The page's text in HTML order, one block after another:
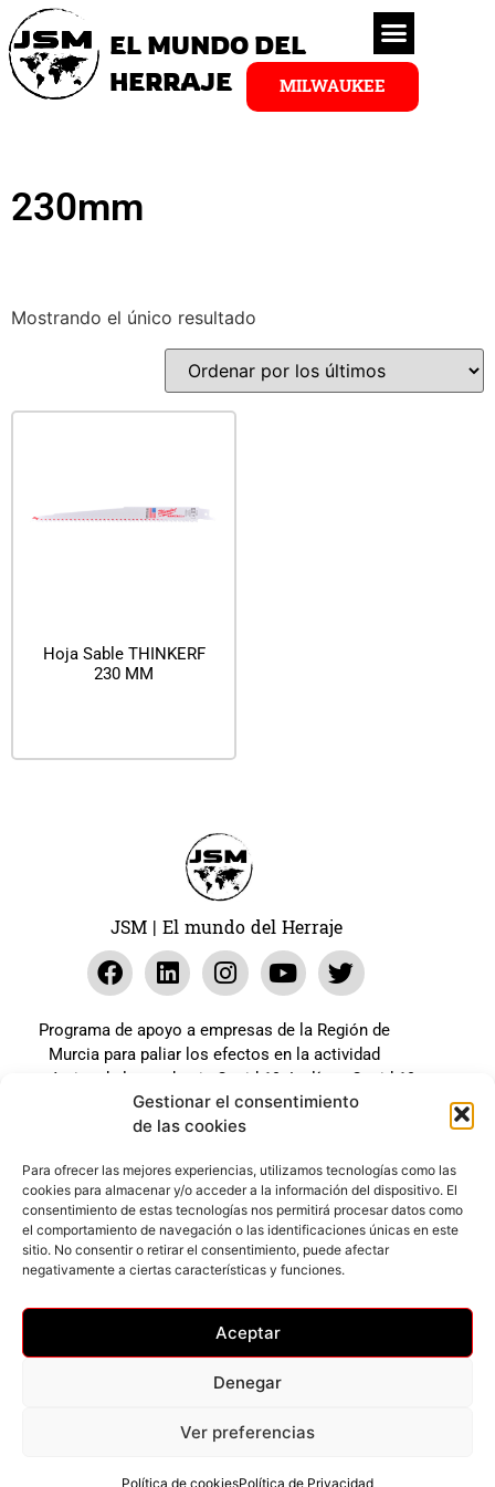
Gestionar el consentimiento
de las cookies
Para ofrecer las mejores experiencias, utilizamos tecnologías como las
cookies para almacenar y/o acceder a la información del dispositivo. El
consentimiento de estas tecnologías nos permitirá procesar datos como
el comportamiento de navegación o las identificaciones únicas en este
sitio. No consentir o retirar el consentimiento, puede afectar
negativamente a ciertas características y funciones.
Aceptar
Denegar
Ver preferencias
Política de cookiesPolítica de Privacidad
EL MUNDO DEL
HERRAJE
MILWAUKEE
230mm
Mostrando el único resultado
Hoja Sable THINKERF
230 MM
JSM | El mundo del Herraje
Programa de apoyo a empresas de la Región de
Murcia para paliar los efectos en la actividad
económica de la pandemia Covid-19. La línea Covid-19
coste cero cofinanciada por la unión europea.
Expediente: 2020.07.COSI.0483
Web desarrollada gracias al Programa Kit Digital
Cofinanciado por los Fondos Next Generation (EU) del
–Accesibilidad–Cookies
© Todos los derechos reservados